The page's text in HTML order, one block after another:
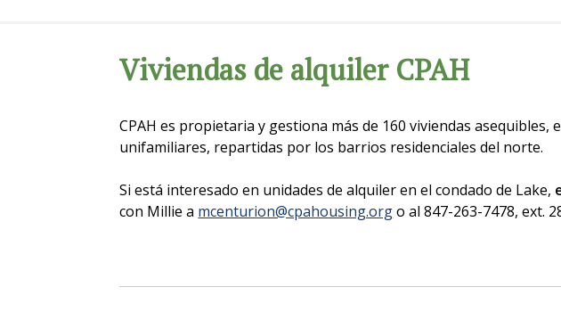
Viviendas de alquiler CPAH
CPAH es propietaria y gestiona más de 160 viviendas
unifamiliares, repartidas por los barrios residenciales del norte.
Si está interesado en unidades de alquiler en el condado de Lake,
con Millie a mcenturion@cpahousing.orgo al 847-263-7478, ext.